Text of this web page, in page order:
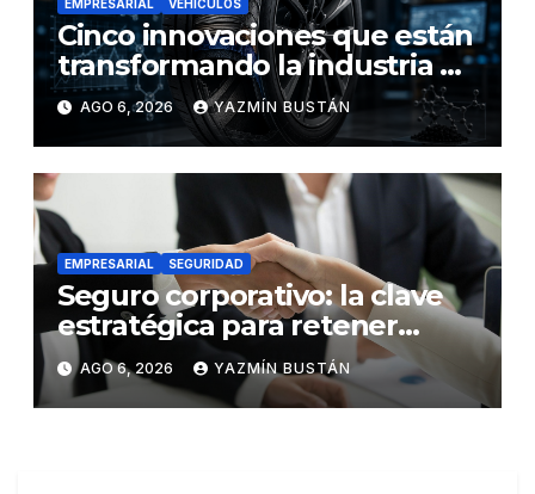
EMPRESARIAL VEHÍCULOS
Cinco innovaciones que están
transformando la industria de
los neumáticos y redefinen el
futuro de la movilidad
AGO 6, 2026 YAZMÍN BUSTÁN
EMPRESARIAL SEGURIDAD
Seguro corporativo: la clave
estratégica para retener
talento en Ecuador
AGO 6, 2026 YAZMÍN BUSTÁN